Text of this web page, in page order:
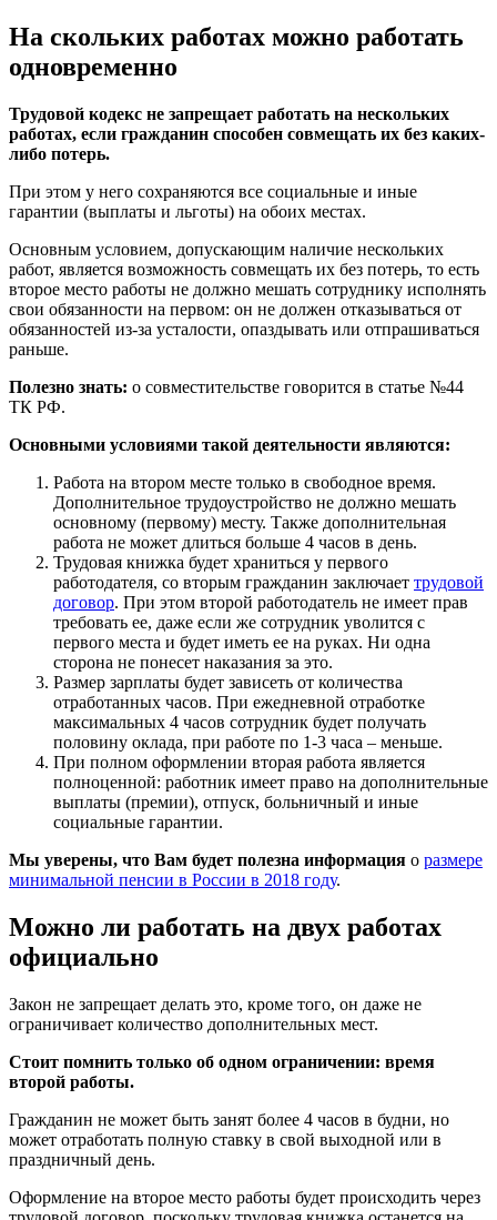
На скольких работах можно работать
одновременно
Трудовой кодекс не запрещает работать на нескольких
работах, если гражданин способен совмещать их без каких-
либо потерь.
При этом у него сохраняются все социальные и иные
гарантии (выплаты и льготы) на обоих местах.
Основным условием, допускающим наличие нескольких
работ, является возможность совмещать их без потерь, то есть
второе место работы не должно мешать сотруднику исполнять
свои обязанности на первом: он не должен отказываться от
обязанностей из-за усталости, опаздывать или отпрашиваться
раньше.
Полезно знать: о совместительстве говорится в статье №44
ТК РФ.
Основными условиями такой деятельности являются:
Работа на втором месте только в свободное время.
Дополнительное трудоустройство не должно мешать
основному (первому) месту. Также дополнительная
работа не может длиться больше 4 часов в день.
Трудовая книжка будет храниться у первого
работодателя, со вторым гражданин заключает трудовой
договор. При этом второй работодатель не имеет прав
требовать ее, даже если же сотрудник уволится с
первого места и будет иметь ее на руках. Ни одна
сторона не понесет наказания за это.
Размер зарплаты будет зависеть от количества
отработанных часов. При ежедневной отработке
максимальных 4 часов сотрудник будет получать
половину оклада, при работе по 1-3 часа – меньше.
При полном оформлении вторая работа является
полноценной: работник имеет право на дополнительные
выплаты (премии), отпуск, больничный и иные
социальные гарантии.
Мы уверены, что Вам будет полезна информация о размере
минимальной пенсии в России в 2018 году.
Можно ли работать на двух работах
официально
Закон не запрещает делать это, кроме того, он даже не
ограничивает количество дополнительных мест.
Стоит помнить только об одном ограничении: время
второй работы.
Гражданин не может быть занят более 4 часов в будни, но
может отработать полную ставку в свой выходной или в
праздничный день.
Оформление на второе место работы будет происходить через